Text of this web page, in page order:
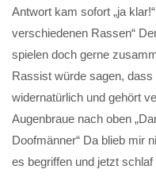
Antwort kam sofort „ja
verschiedenen Rassen“
spielen doch gerne
Rassist würde sagen,
widernatürlich und gehört
Augenbraue nach oben
Doofmänner“ Da blieb mir
es begriffen und jetzt schlaf